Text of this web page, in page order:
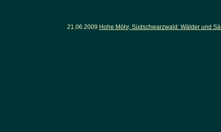
21.06.2009 Hohe Möhr, Südschwarzwald: Wälder und